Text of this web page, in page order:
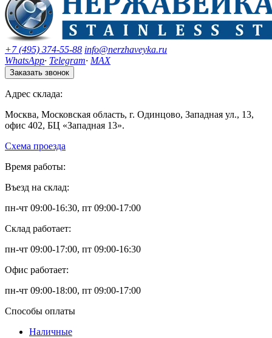
+7 (495) 374-55-88 info@nerzhaveyka.ru
WhatsApp· Telegram· MAX
Заказать звонок
Адрес склада:
Москва, Московская область, г. Одинцово, Западная ул., 13,
офис 402, БЦ «Западная 13».
Схема проезда
Время работы:
Въезд на склад:
пн-чт 09:00-16:30, пт 09:00-17:00
Склад работает:
пн-чт 09:00-17:00, пт 09:00-16:30
Офис работает:
пн-чт 09:00-18:00, пт 09:00-17:00
Способы оплаты
Наличные